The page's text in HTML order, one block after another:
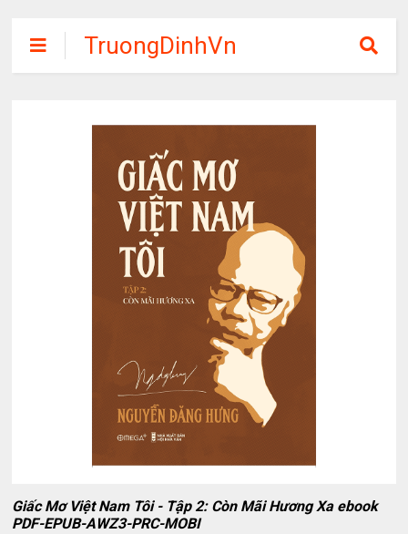
TruongDinhVn
Chia sẽ ebook,
phần mềm học
tập miễn phí
Giấc Mơ Việt Nam Tôi - Tập 2: Còn Mãi Hương Xa ebook
PDF-EPUB-AWZ3-PRC-MOBI